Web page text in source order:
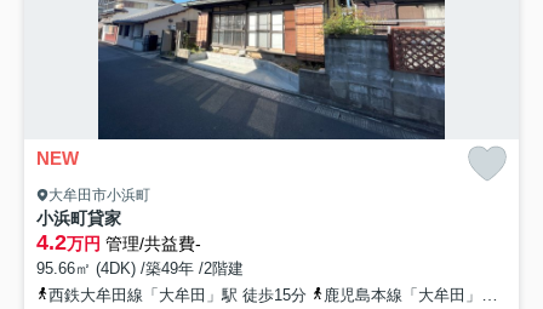
NEW
大牟田市小浜町
小浜町貸家
4.2万円 管理/共益費-
95.66㎡ (4DK) /築49年 /2階建
西鉄大牟田線「大牟田」駅 徒歩15分
鹿児島本線「大牟田」駅 徒歩15分